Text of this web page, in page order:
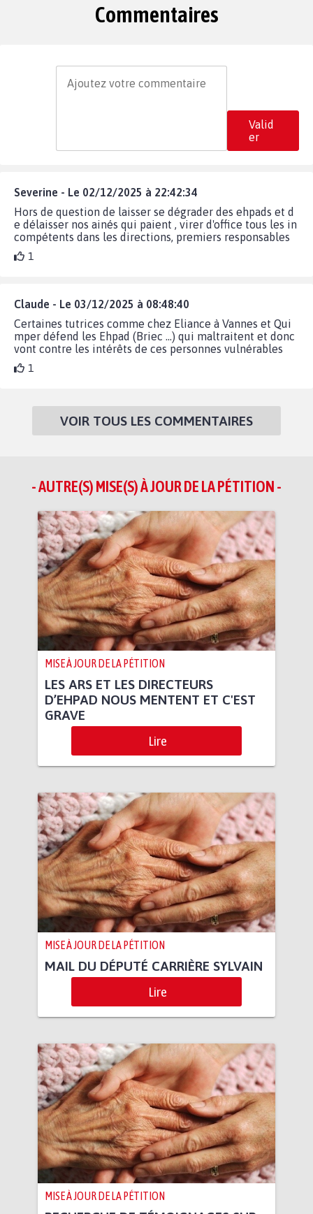
Commentaires
Valid
er
Severine - Le 02/12/2025 à 22:42:34
Hors de question de laisser se dégrader des ehpads et d
e délaisser nos ainés qui paient , virer d'office tous les in
compétents dans les directions, premiers responsables
1
Claude - Le 03/12/2025 à 08:48:40
Certaines tutrices comme chez Eliance à Vannes et Qui
mper défend les Ehpad (Briec ...) qui maltraitent et donc
vont contre les intérêts de ces personnes vulnérables
1
VOIR TOUS LES COMMENTAIRES
- AUTRE(S) MISE(S) À JOUR DE LA PÉTITION -
MISE À JOUR DE LA PÉTITION
LES ARS ET LES DIRECTEURS
D’EHPAD NOUS MENTENT ET C'EST
GRAVE
Lire
MISE À JOUR DE LA PÉTITION
MAIL DU DÉPUTÉ CARRIÈRE SYLVAIN
Lire
MISE À JOUR DE LA PÉTITION